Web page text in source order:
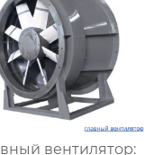
вентилятор: